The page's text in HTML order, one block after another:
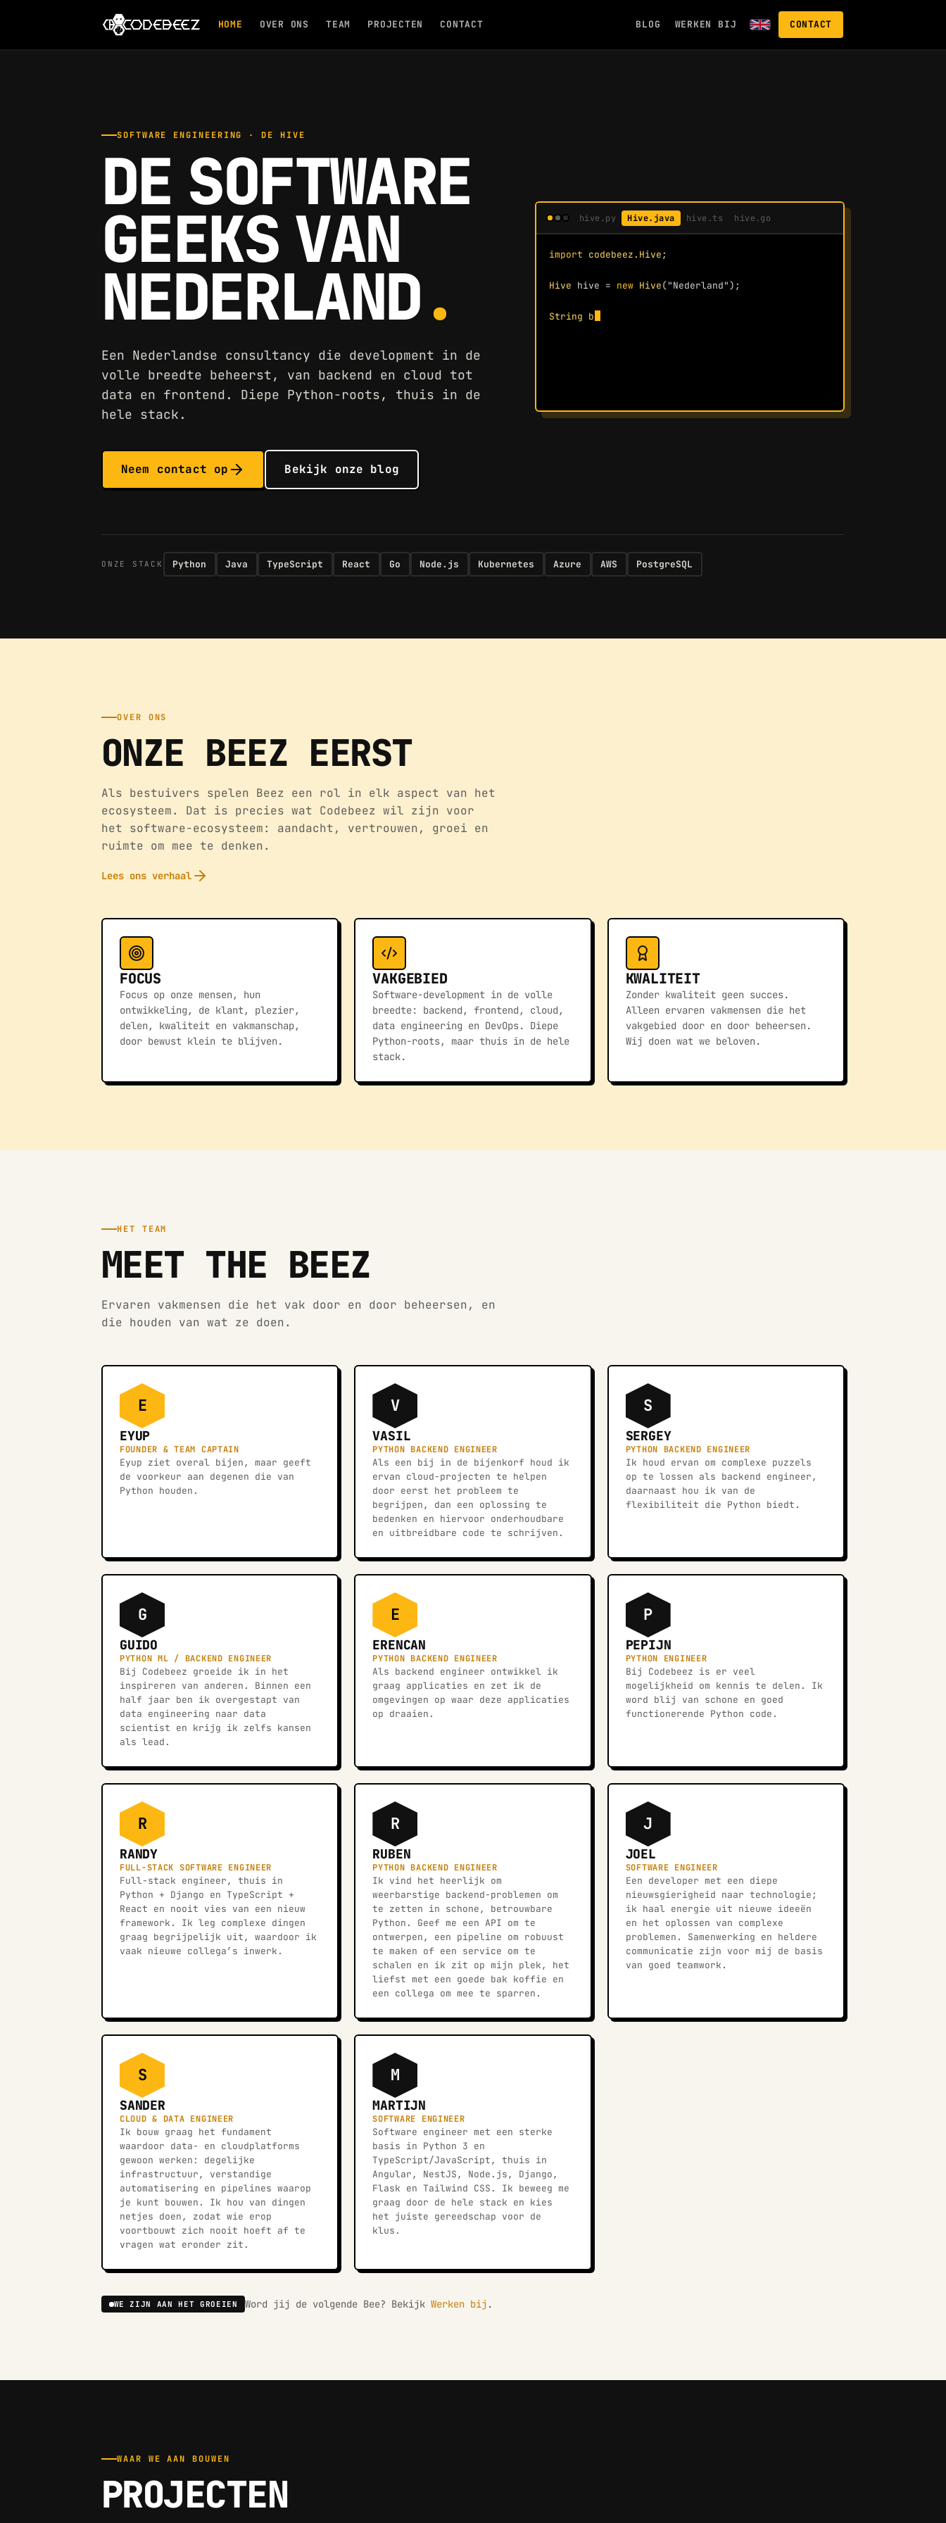
HOME OVER ONS TEAM PROJECTEN CONTACT BLOG WERKEN BIJ CONTACT
SOFTWARE ENGINEERING · DE HIVE
DE SOFTWARE
GEEKS VAN
NEDERLAND.
Een Nederlandse consultancy die development in de
volle breedte beheerst, van backend en cloud tot
data en frontend. Diepe Python-roots, thuis in de
hele stack.
Neem contact op Bekijk onze blog
hive.py Hive.java hive.ts hive.go
import codebeez.Hive;
Hive hive = new Hive("Nederland");
String build
ONZE STACK Python Java TypeScript React Go Node.js Kubernetes Azure AWS PostgreSQL
OVER ONS
ONZE BEEZ EERST
Als bestuivers spelen Beez een rol in elk aspect van het
ecosysteem. Dat is precies wat Codebeez wil zijn voor
het software-ecosysteem: aandacht, vertrouwen, groei en
ruimte om mee te denken.
Lees ons verhaal
FOCUS
Focus op onze mensen, hun
ontwikkeling, de klant, plezier,
delen, kwaliteit en vakmanschap,
door bewust klein te blijven.
VAKGEBIED
Software-development in de volle
breedte: backend, frontend, cloud,
data engineering en DevOps. Diepe
Python-roots, maar thuis in de hele
stack.
KWALITEIT
Zonder kwaliteit geen succes.
Alleen ervaren vakmensen die het
vakgebied door en door beheersen.
Wij doen wat we beloven.
HET TEAM
MEET THE BEEZ
Ervaren vakmensen die het vak door en door beheersen, en
die houden van wat ze doen.
E
EYUP
FOUNDER & TEAM CAPTAIN
Eyup ziet overal bijen, maar geeft
de voorkeur aan degenen die van
Python houden.
V
VASIL
PYTHON BACKEND ENGINEER
Als een bij in de bijenkorf houd ik
ervan cloud-projecten te helpen
door eerst het probleem te
begrijpen, dan een oplossing te
bedenken en hiervoor onderhoudbare
en uitbreidbare code te schrijven.
S
SERGEY
PYTHON BACKEND ENGINEER
Ik houd ervan om complexe puzzels
op te lossen als backend engineer,
daarnaast hou ik van de
flexibiliteit die Python biedt.
G
GUIDO
PYTHON ML / BACKEND ENGINEER
Bij Codebeez groeide ik in het
inspireren van anderen. Binnen een
half jaar ben ik overgestapt van
data engineering naar data
scientist en krijg ik zelfs kansen
als lead.
E
ERENCAN
PYTHON BACKEND ENGINEER
Als backend engineer ontwikkel ik
graag applicaties en zet ik de
omgevingen op waar deze applicaties
op draaien.
P
PEPIJN
PYTHON ENGINEER
Bij Codebeez is er veel
mogelijkheid om kennis te delen. Ik
word blij van schone en goed
functionerende Python code.
R
RANDY
FULL-STACK SOFTWARE ENGINEER
Full-stack engineer, thuis in
Python + Django en TypeScript +
React en nooit vies van een nieuw
framework. Ik leg complexe dingen
graag begrijpelijk uit, waardoor ik
vaak nieuwe collega’s inwerk.
R
RUBEN
PYTHON BACKEND ENGINEER
Ik vind het heerlijk om
weerbarstige backend-problemen om
te zetten in schone, betrouwbare
Python. Geef me een API om te
ontwerpen, een pipeline om robuust
te maken of een service om te
schalen en ik zit op mijn plek, het
liefst met een goede bak koffie en
een collega om mee te sparren.
J
JOEL
SOFTWARE ENGINEER
Een developer met een diepe
nieuwsgierigheid naar technologie;
ik haal energie uit nieuwe ideeën
en het oplossen van complexe
problemen. Samenwerking en heldere
communicatie zijn voor mij de basis
van goed teamwork.
S
SANDER
CLOUD & DATA ENGINEER
Ik bouw graag het fundament
waardoor data- en cloudplatforms
gewoon werken: degelijke
infrastructuur, verstandige
automatisering en pipelines waarop
je kunt bouwen. Ik hou van dingen
netjes doen, zodat wie erop
voortbouwt zich nooit hoeft af te
vragen wat eronder zit.
M
MARTIJN
SOFTWARE ENGINEER
Software engineer met een sterke
basis in Python 3 en
TypeScript/JavaScript, thuis in
Angular, NestJS, Node.js, Django,
Flask en Tailwind CSS. Ik beweeg me
graag door de hele stack en kies
het juiste gereedschap voor de
klus.
WE ZIJN AAN HET GROEIEN Word jij de volgende Bee? BekijkWerken bij .
WAAR WE AAN BOUWEN
PROJECTEN